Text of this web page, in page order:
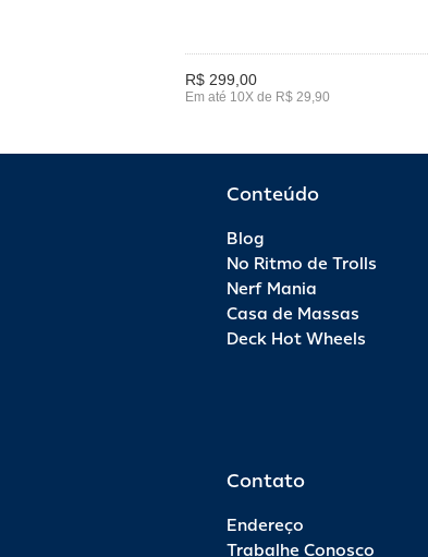
R$ 299,00
Em até 10X de R$ 29,90
Conteúdo
Blog
No Ritmo de Trolls
Nerf Mania
Casa de Massas
Deck Hot Wheels
Contato
Endereço
Trabalhe Conosco